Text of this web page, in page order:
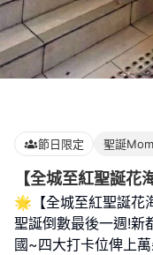
節日限定 聖誕
【全城至紅聖誕花
🌟【全城至紅聖誕花
聖誕倒數最後一週!新
國~四大打卡位俾上